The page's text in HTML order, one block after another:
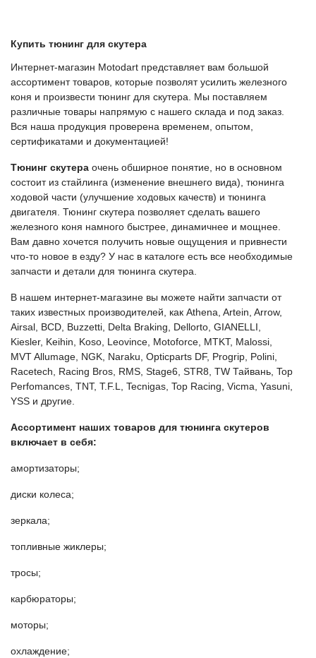
Купить тюнинг для скутера
Интернет-магазин Motodart представляет вам большой
ассортимент товаров, которые позволят усилить железного
коня и произвести тюнинг для скутера. Мы поставляем
различные товары напрямую с нашего склада и под заказ.
Вся наша продукция проверена временем, опытом,
сертификатами и документацией!
Тюнинг скутера очень обширное понятие, но в основном
состоит из стайлинга (изменение внешнего вида), тюнинга
ходовой части (улучшение ходовых качеств) и тюнинга
двигателя. Тюнинг скутера позволяет сделать вашего
железного коня намного быстрее, динамичнее и мощнее.
Вам давно хочется получить новые ощущения и привнести
что-то новое в езду? У нас в каталоге есть все необходимые
запчасти и детали для тюнинга скутера.
В нашем интернет-магазине вы можете найти запчасти от
таких известных производителей, как Athena, Artein, Arrow,
Airsal, BCD, Buzzetti, Delta Braking, Dellorto, GIANELLI,
Kiesler, Keihin, Koso, Leovince, Motoforce, MTKT, Malossi,
MVT Allumage, NGK, Naraku, Opticparts DF, Progrip, Polini,
Racetech, Racing Bros, RMS, Stage6, STR8, TW Тайвань, Top
Perfomances, TNT, T.F.L, Tecnigas, Top Racing, Vicma, Yasuni,
YSS и другие.
Ассортимент наших товаров для тюнинга скутеров
включает в себя:
амортизаторы;
диски колеса;
зеркала;
топливные жиклеры;
тросы;
карбюраторы;
моторы;
охлаждение;